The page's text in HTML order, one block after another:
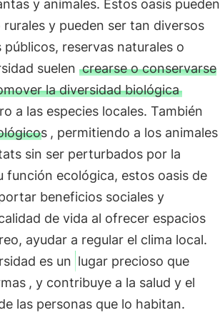
y animales. Estos oasis pueden
y pueden ser tan diversos
reservas naturales o
suelen crearse o conservarse
la diversidad biológica
a las especies locales. También
, permitiendo a los animales
sin ser perturbados por la
función ecológica, estos oasis de
beneficios sociales y
de vida al ofrecer espacios
ayudar a regular el clima local.
es un lugar precioso que
, y contribuye a la salud y el
las personas que lo habitan.